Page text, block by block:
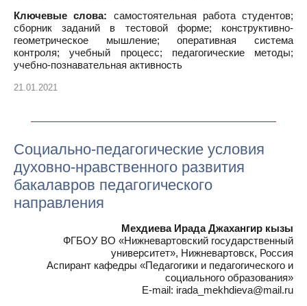
Ключевые слова: самостоятельная работа студентов;
сборник заданий в тестовой форме; конструктивно-
геометрическое мышление; оперативная система
контроля; учебный процесс; педагогические методы;
учебно-познавательная активность
21.01.2021
Социально-педагогические условия
духовно-нравственного развития
бакалавров педагогического
направления
Мехдиева Ирада Джахангир кызы
ФГБОУ ВО «Нижневартовский государственный
университет», Нижневартовск, Россия
Аспирант кафедры «Педагогики и педагогического и
социального образования»
E-mail: irada_mekhdieva@mail.ru